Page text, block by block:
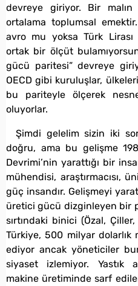
devreye giriyor. Bir
ortalama toplumsal
avro mu yoksa Türk Lirası
ortak bir ölçüt
gücü paritesi” devreye
OECD gibi kuruluşlar,
bu pariteyle ölçerek
oluyorlar.
Şimdi gelelim sizin iki
doğru, ama bu gelişme
Devrimi’nin yarattığı bir
mühendisi, araştırmacısı,
güç insandır. Gelişmeyi
üretici gücü dizginleyen bir
sırtındaki binici (Özal,
Türkiye, 500 milyar
ediyor ancak yöneticiler
siyaset izlemiyor. Yastık
makine üretiminde sarf